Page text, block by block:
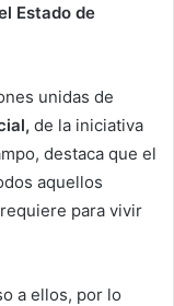
Estado de
unidas de
de la iniciativa
destaca que el
aquellos
para vivir
a ellos, por lo